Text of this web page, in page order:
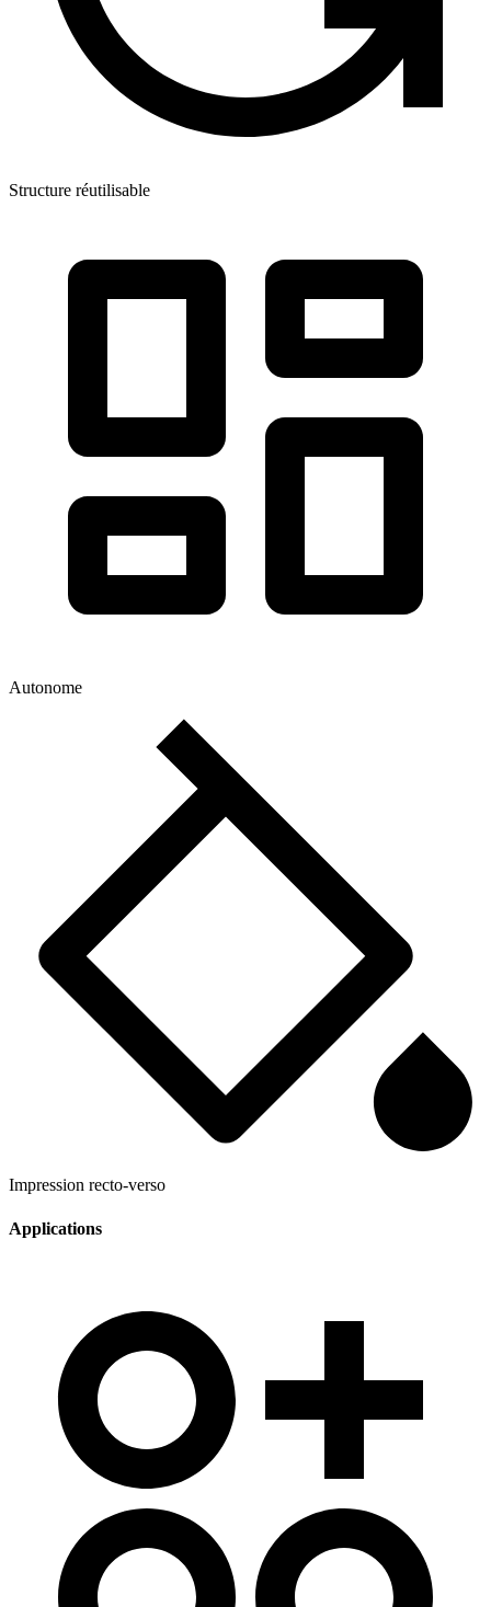
Structure réutilisable
Autonome
Impression recto-verso
Applications